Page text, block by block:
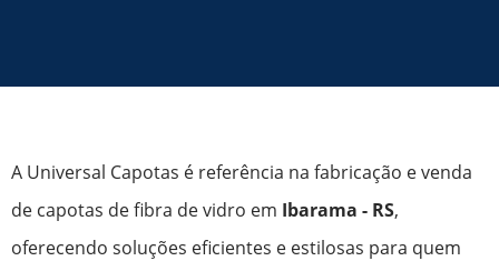
A Universal Capotas é referência na fabricação e venda
de capotas de fibra de vidro em Ibarama - RS,
oferecendo soluções eficientes e estilosas para quem